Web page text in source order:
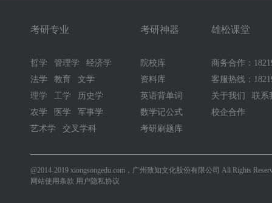
考研专业
哲学 管理学
经济学
法学
教育
文学
理学
工学
历史学
农学
医学
军事学
艺术学
交叉学科
考研神器
院校库
资料库
英语背单词
数学记公式
考研刷题库
雄松课堂
商务合作：
客服热线：
关于我们
联系
校企合作
@2014-2019 xiongsongedu.com，广州致知文化股份有限公司 All Rights
网站使用条款 用户隐私协议